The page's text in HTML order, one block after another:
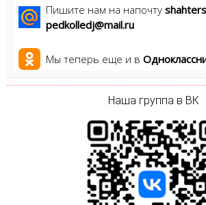
Пишите нам на напочту
pedkolledj@mail.ru
Мы теперь еще и в
Наша группа в ВК